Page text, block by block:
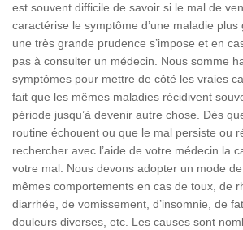
est souvent difficile de savoir si le mal de
caractérise le symptôme d’une maladie plus
une très grande prudence s’impose et en
pas à consulter un médecin. Nous somme
symptômes pour mettre de côté les vraies
fait que les mêmes maladies récidivent
période jusqu’à devenir autre chose. Dès
routine échouent ou que le mal persiste ou
rechercher avec l’aide de votre médecin la
votre mal. Nous devons adopter un mode
mêmes comportements en cas de toux, de
diarrhée, de vomissement, d’insomnie, de
douleurs diverses, etc. Les causes sont